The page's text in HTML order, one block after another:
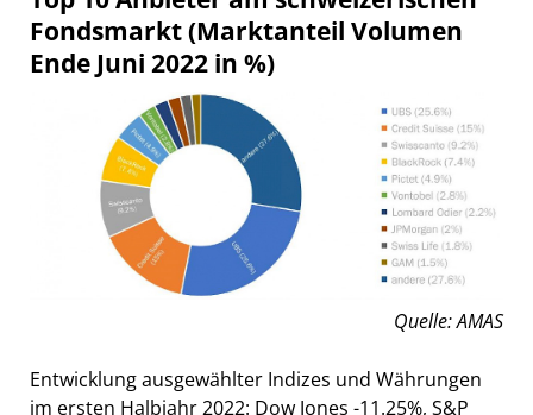
Fondsmarkt (Marktanteil Volumen
Ende Juni 2022 in %)
Quelle: AMAS
Entwicklung ausgewählter Indizes und Währungen
im ersten Halbjahr 2022: Dow Jones -11.25%, S&P